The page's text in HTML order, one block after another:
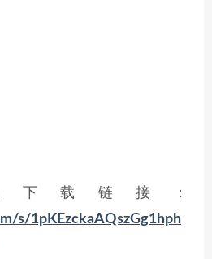
下载链接：
s/1pKEzckaAQszGg1hph